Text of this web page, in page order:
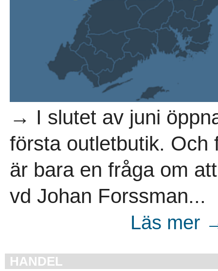
→ I slutet av juni
första outletbutik. Och
är bara en fråga om
vd Johan Forssman...
Läs mer
HANDEL